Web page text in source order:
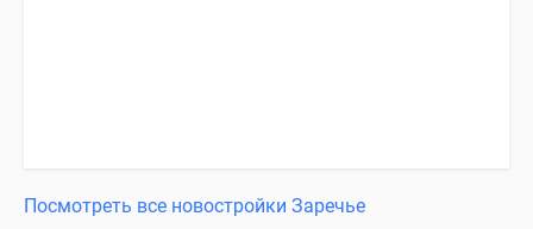
Посмотреть все новостройки Заречье